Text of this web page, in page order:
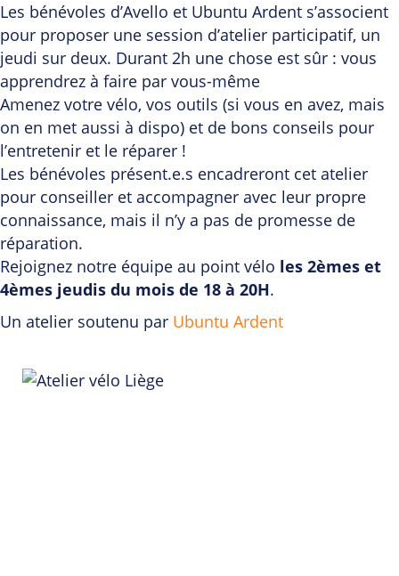
Les bénévoles d’Avello et Ubuntu Ardent s’associent
pour proposer une session d’atelier participatif, un
jeudi sur deux. Durant 2h une chose est sûr : vous
apprendrez à faire par vous-même
Amenez votre vélo, vos outils (si vous en avez, mais
on en met aussi à dispo) et de bons conseils pour
l’entretenir et le réparer !
Les bénévoles présent.e.s encadreront cet atelier
pour conseiller et accompagner avec leur propre
connaissance, mais il n’y a pas de promesse de
réparation.
Rejoignez notre équipe au point vélo les 2èmes et
4èmes jeudis du mois de 18 à 20H.
Un atelier soutenu par Ubuntu Ardent